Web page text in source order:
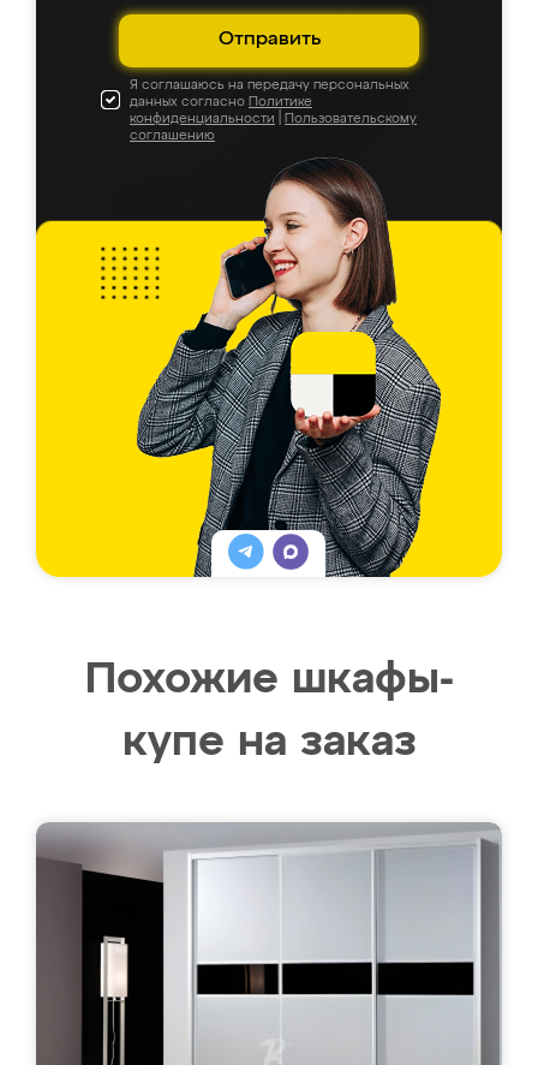
Отправить
Я соглашаюсь на передачу персональных
данных согласно Политике
конфиденциальности
Пользовательскому
соглашению
Похожие шкафы-
купе на заказ